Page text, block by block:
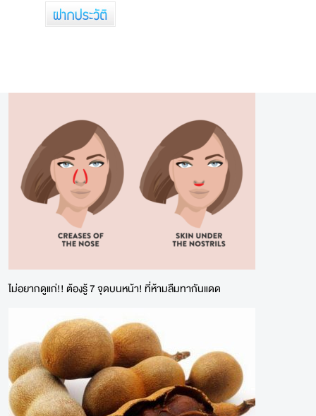
ไม่อยากดูแก่!! ต้องรู้ 7 จุดบนหน้า! ที่ห้ามลืมทากันแดด